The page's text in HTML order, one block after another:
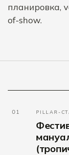
планировка,
of-show.
01 PILLAR-